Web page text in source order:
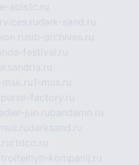
e-abis1c.ru
dark-sand.ru
sib-archives.ru
festival.ru
msk.ru1-mus.ru
purse-factory.ru
jun.rubandamn.ru
darksand.ru
rtdco.ru
kompanij.ru